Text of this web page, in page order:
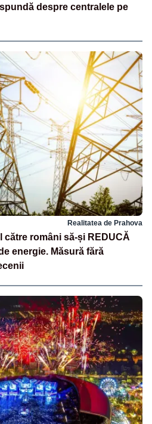
despre centralele pe
Realitatea de Prahova
către români să-și REDUCĂ
energie. Măsură fără